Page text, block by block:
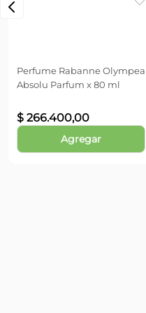
Madagascar, Sándalo de
$ 266. 400,00
Agregar